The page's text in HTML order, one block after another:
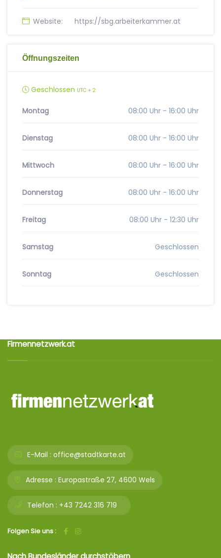
Website: https://sbg.arbeiterkammer.at
Öffnungszeiten
Geschlossen UTC + 2
Montag 08:00 Uhr - 16:00 Uhr
Dienstag 08:00 Uhr - 16:00 Uhr
Mittwoch 08:00 Uhr - 16:00 Uhr
Donnerstag 08:00 Uhr - 16:00 Uhr
Freitag 08:00 Uhr - 12:30 Uhr
Samstag Geschlossen
Sonntag Geschlossen
Firmennetzwerk.at
E-Mail : office@stadtkarte.at
Adresse : Europastraße 27, 4600 Wels
Telefon : +43 7242 316 719
Folgen Sie uns :